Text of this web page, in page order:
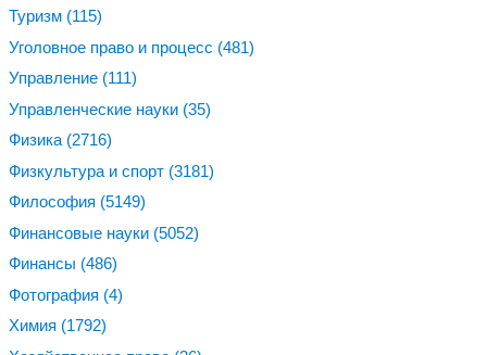
Туризм (115)
Уголовное право и процесс (481)
Управление (111)
Управленческие науки (35)
Физика (2716)
Физкультура и спорт (3181)
Философия (5149)
Финансовые науки (5052)
Финансы (486)
Фотография (4)
Химия (1792)